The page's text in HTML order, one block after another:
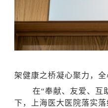
架健康之桥凝心聚力，全
在“奉献、友爱、互
下，上海医大医院落实